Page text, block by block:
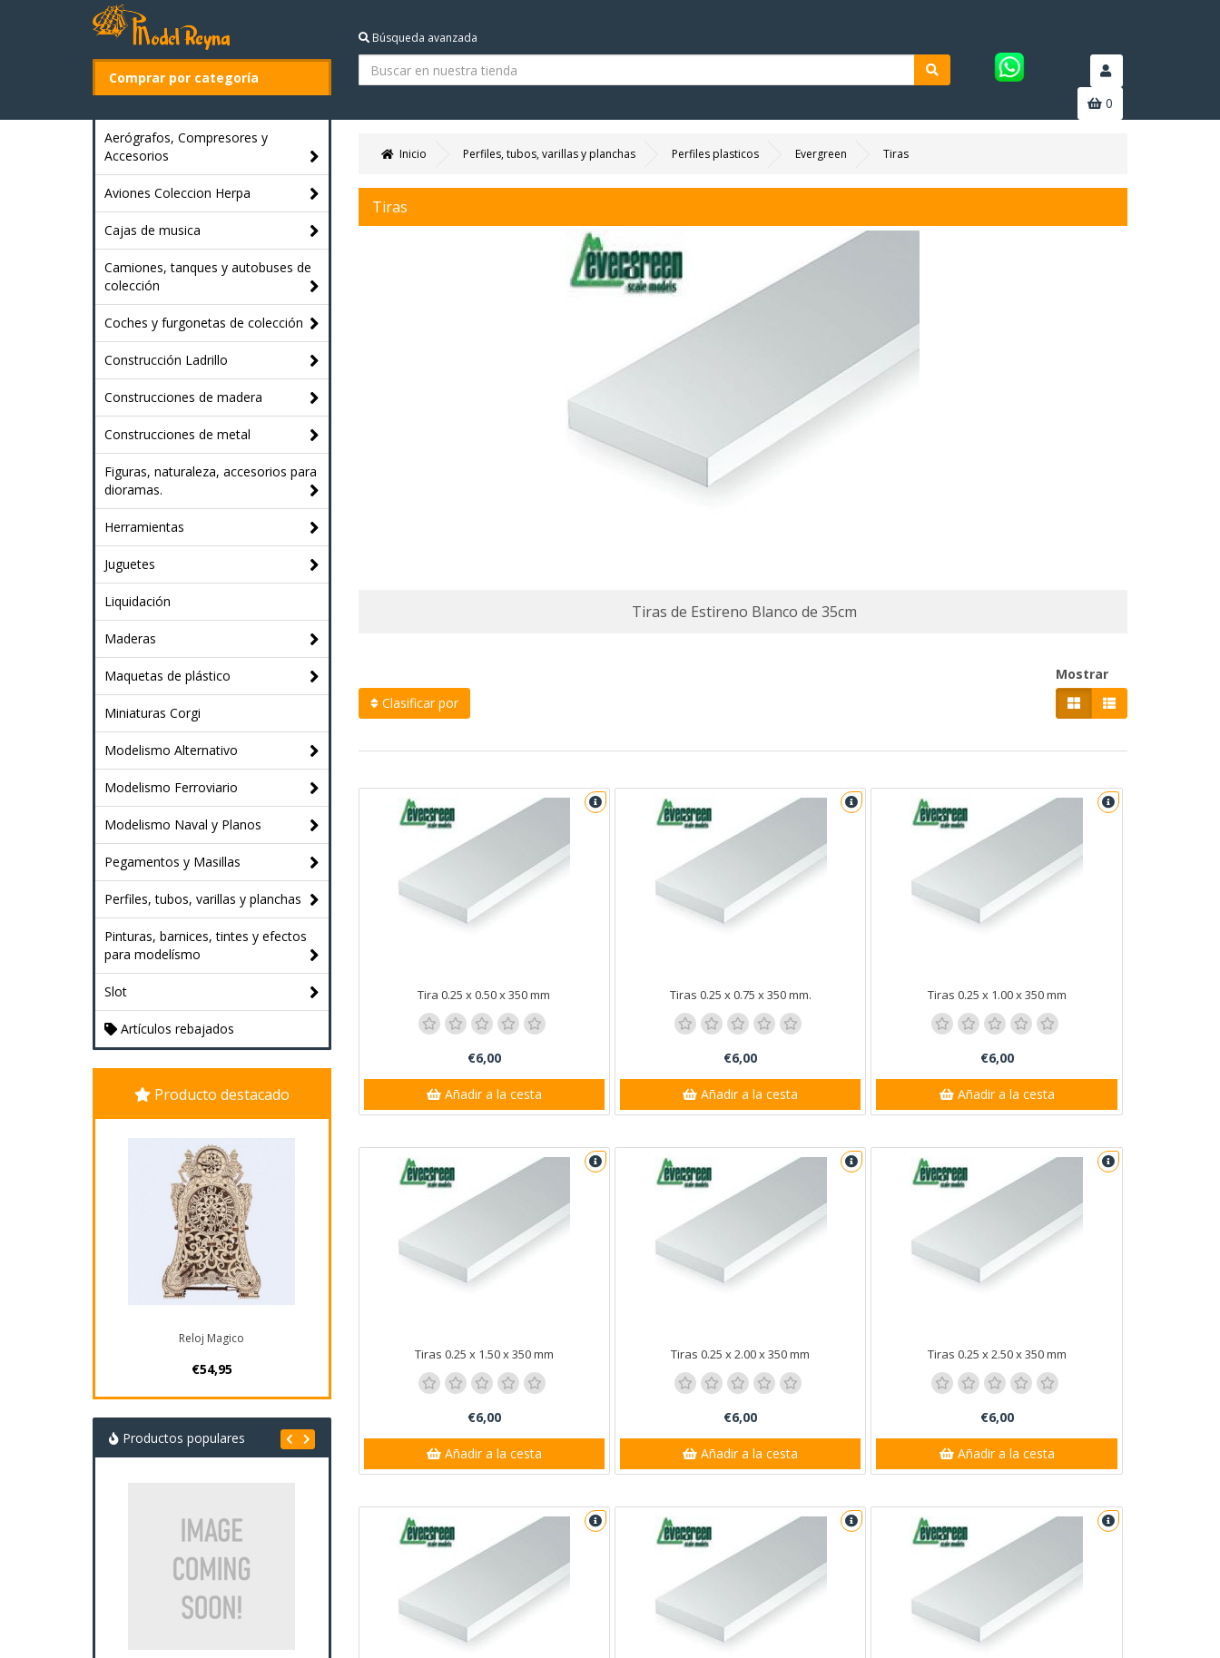
Comprar por categoría
Búsqueda avanzada
0
Aerógrafos, Compresores y
Accesorios
Aviones Coleccion Herpa
Cajas de musica
Camiones, tanques y autobuses de
colección
Coches y furgonetas de colección
Construcción Ladrillo
Construcciones de madera
Construcciones de metal
Figuras, naturaleza, accesorios para
dioramas.
Herramientas
Juguetes
Liquidación
Maderas
Maquetas de plástico
Miniaturas Corgi
Modelismo Alternativo
Modelismo Ferroviario
Modelismo Naval y Planos
Pegamentos y Masillas
Perfiles, tubos, varillas y planchas
Pinturas, barnices, tintes y efectos
para modelísmo
Slot
Artículos rebajados
Producto destacado
Reloj Magico
€54,95
Productos populares
Inicio Perfiles, tubos, varillas y planchas Perfiles plasticos Evergreen Tiras
Tiras
Tiras de Estireno Blanco de 35cm
Clasificar por
Mostrar
Tira 0.25 x 0.50 x 350 mm
€6,00
Añadir a la cesta
Tiras 0.25 x 0.75 x 350 mm.
€6,00
Añadir a la cesta
Tiras 0.25 x 1.00 x 350 mm
€6,00
Añadir a la cesta
Tiras 0.25 x 1.50 x 350 mm
€6,00
Añadir a la cesta
Tiras 0.25 x 2.00 x 350 mm
€6,00
Añadir a la cesta
Tiras 0.25 x 2.50 x 350 mm
€6,00
Añadir a la cesta